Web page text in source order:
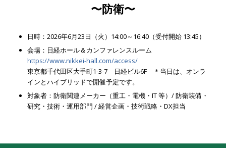
〜防衛〜
日時：2026年6月23日（火）14:00～16:40（受付開始 13:45）
会場：日経ホール＆カンファレンスルーム
https://www.nikkei-hall.com/access/
東京都千代田区大手町1-3-7 日経ビル6F ＊当日は、オンラ
インとハイブリッドで開催予定です。
対象者：防衛関連メーカー（重工・電機・IT 等）/ 防衛装備・
研究・技術・運用部門 / 経営企画・技術戦略・DX担当